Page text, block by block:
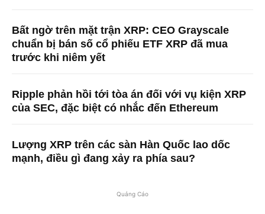
Bất ngờ trên mặt trận XRP: CEO Grayscale
chuẩn bị bán số cổ phiếu ETF XRP đã mua
trước khi niêm yết
Ripple phản hồi tới tòa án đối với vụ kiện XRP
của SEC, đặc biệt có nhắc đến Ethereum
Lượng XRP trên các sàn Hàn Quốc lao dốc
mạnh, điều gì đang xảy ra phía sau?
Quảng Cáo